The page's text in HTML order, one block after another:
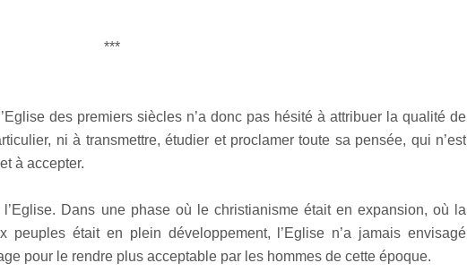
***
des premiers siècles n’a donc pas hésité à attribuer la qualité de
ni à transmettre, étudier et proclamer toute sa pensée, qui n’est
à accepter.
Dans une phase où le christianisme était en expansion, où la
peuples était en plein développement, l’Eglise n’a jamais envisagé
pour le rendre plus acceptable par les hommes de cette époque.